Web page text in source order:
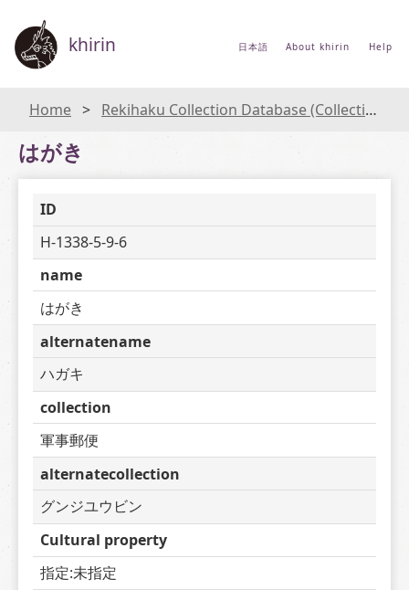
khirin 日本語 About khirin Help
Home Rekihaku Collection Database (Collections Database of the National Museum of Japanese History)
はがき
ID
H-1338-5-9-6
name
はがき
alternatename
ハガキ
collection
軍事郵便
alternatecollection
グンジユウビン
Cultural property
指定:未指定